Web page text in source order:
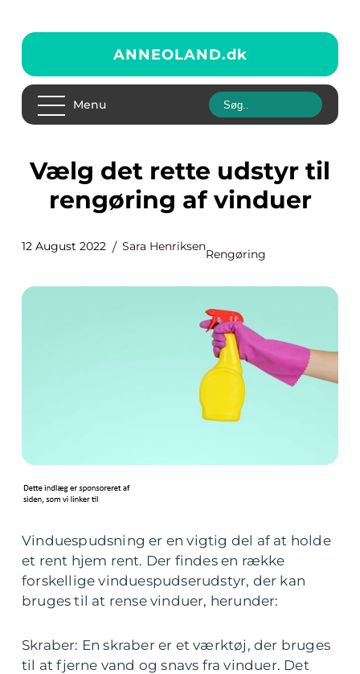
ANNEOLAND.dk
Menu
Vælg det rette udstyr til
rengøring af vinduer
12 August 2022 Sara Henriksen
Rengøring
Vinduespudsning er en vigtig del af at holde
et rent hjem rent. Der findes en række
forskellige vinduespudserudstyr, der kan
bruges til at rense vinduer, herunder:
Skraber: En skraber er et værktøj, der bruges
til at fjerne vand og snavs fra vinduer. Det